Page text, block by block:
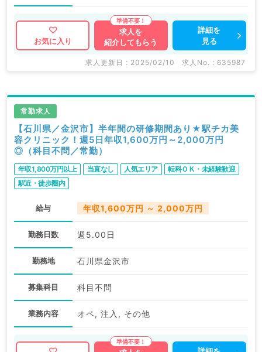
お気に入り
求人を
紹介してもらう
詳細を
見る
求人更新日 : 2025/02/10 求人No. : 635987
常勤求人
【石川県／金沢市】半年間の研修期間あり★駅チカ美
容クリニック！週5日年収1,600万円～2,000万円
◎（科目不問／常勤）
年収1,800万円以上 当直なし 人気エリア
転科ＯＫ・未経験歓迎
駅近・徒歩圏内
給与 年収1,600万円 ～ 2,000万円
勤務日数 週5.00日
勤務地 石川県金沢市
募集科目 科目不問
業務内容 オペ, 注入, その他